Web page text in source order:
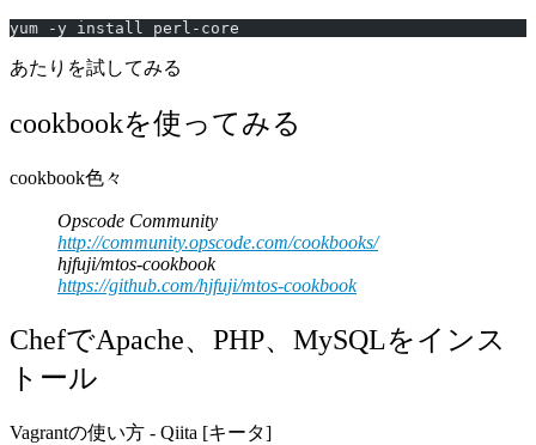
yum -y install perl-core
あたりを試してみる
cookbookを使ってみる
cookbook色々
Opscode Community
http://community.opscode.com/cookbooks/
hjfuji/mtos-cookbook
https://github.com/hjfuji/mtos-cookbook
ChefでApache、PHP、MySQLをインス
トール
Vagrantの使い方 - Qiita [キータ]